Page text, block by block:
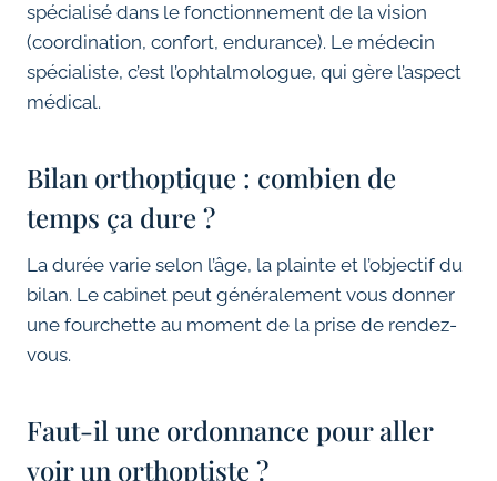
spécialisé dans le fonctionnement de la vision
(coordination, confort, endurance). Le médecin
spécialiste, c’est l’ophtalmologue, qui gère l’aspect
médical.
Bilan orthoptique : combien de
temps ça dure ?
La durée varie selon l’âge, la plainte et l’objectif du
bilan. Le cabinet peut généralement vous donner
une fourchette au moment de la prise de rendez-
vous.
Faut-il une ordonnance pour aller
voir un orthoptiste ?